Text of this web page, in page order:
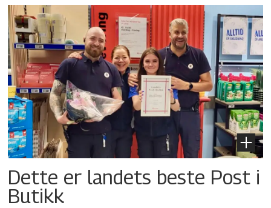
Dette er landets beste Post i
Butikk